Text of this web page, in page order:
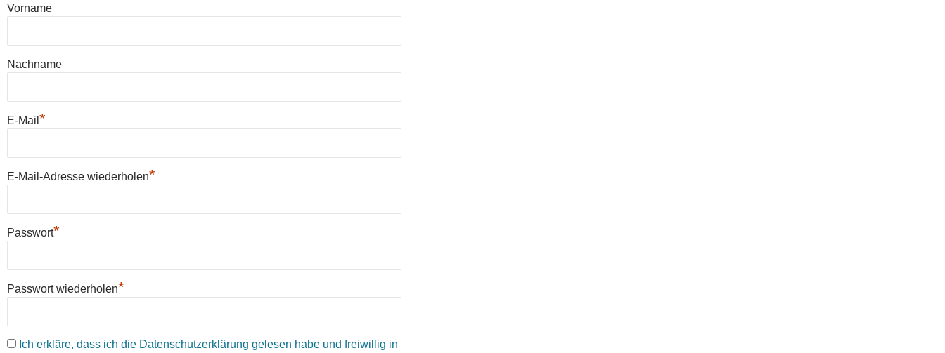
Vorname
Nachname
E-Mail *
E-Mail-Adresse wiederholen*
Passwort*
Passwort wiederholen*
Ich erkläre, dass ich die Datenschutzerklärung gelesen habe und freiwillig in